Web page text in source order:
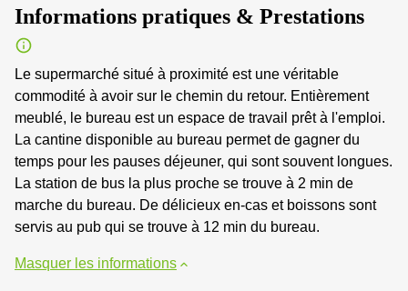
Informations pratiques & Prestations
Le supermarché situé à proximité est une véritable
commodité à avoir sur le chemin du retour. Entièrement
meublé, le bureau est un espace de travail prêt à l'emploi.
La cantine disponible au bureau permet de gagner du
temps pour les pauses déjeuner, qui sont souvent longues.
La station de bus la plus proche se trouve à 2 min de
marche du bureau. De délicieux en-cas et boissons sont
servis au pub qui se trouve à 12 min du bureau.
Masquer les informations